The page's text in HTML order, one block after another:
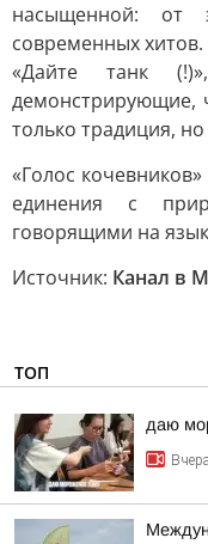
насыщенной: от
современных
«Дайте танк
демонстрирующие,
только традиция,
«Голос
единения с
говорящими на
Источник: Канал в
ТОП
даю